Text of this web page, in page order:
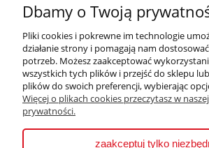
Pocztex - płatne przy odbiorze (paczka
ubezpieczona)
Pomoc
Dbamy o Twoją
Pliki cookies i pokrewne im technologie
działanie strony i pomagają nam
potrzeb. Możesz zaakceptować
wszystkich tych plików i przejść do sklepu
plików do swoich preferencji, wybierając
Więcej o plikach cookies przeczytasz w
prywatności.
zaakceptuj tylko